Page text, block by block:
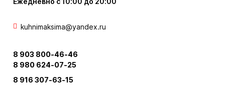
kuhnimaksima@yandex.ru
8 903 800-46-46
8 980 624-07-25
8 916 307-63-15